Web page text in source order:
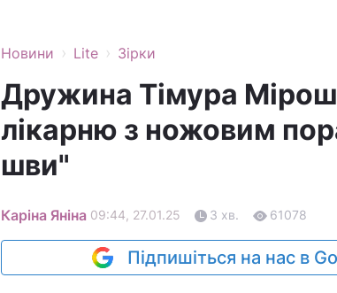
Новини › Lite › Зірки
Дружина Тімура
лікарню з ножовим
шви"
Каріна Яніна 09:44, 27.01.25 3 хв. 61078
Підпишіться на нас в